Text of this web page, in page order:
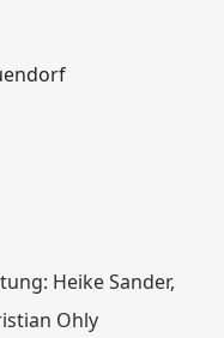
Heike Sander,
Ohly